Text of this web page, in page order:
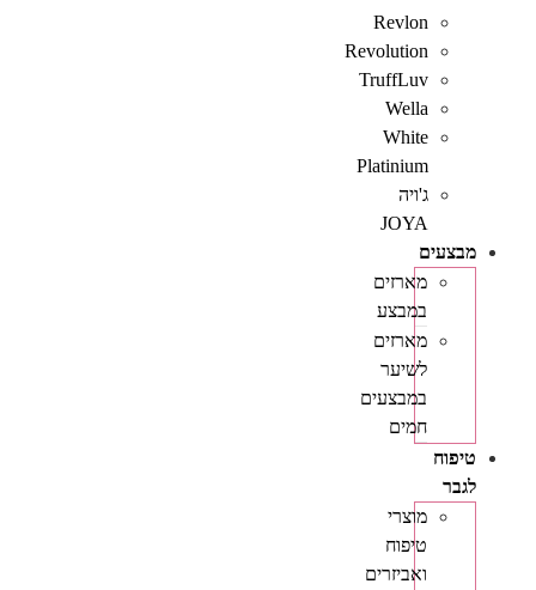
Revlon
Revolution
TruffLuv
Wella
White
Platinium
ג'ויה
JOYA
מבצעים
מארזים
במבצע
מארזים
לשיער
במבצעים
חמים
טיפוח
לגבר
מוצרי
טיפוח
ואביזרים